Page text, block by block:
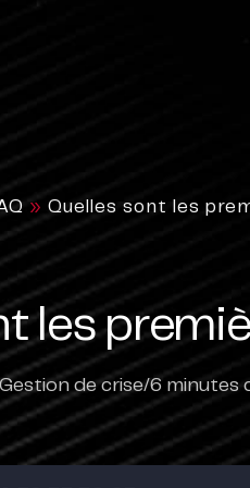
» Quelles sont les
les
de crise/6 minutes